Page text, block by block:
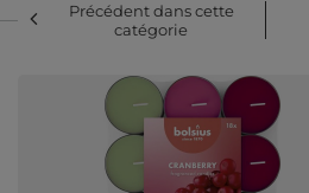
Précédent dans cette
catégorie